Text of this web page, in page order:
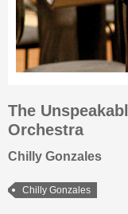
The
Orchestra
Chilly Gonzales
Chilly Gonzales